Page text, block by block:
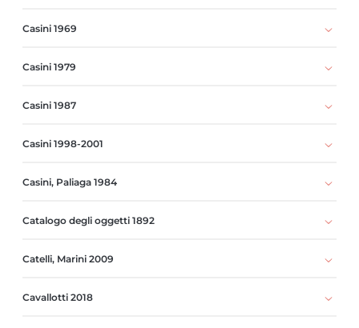
Casini 1969
Casini 1979
Casini 1987
Casini 1998-2001
Casini, Paliaga 1984
Catalogo degli oggetti 1892
Catelli, Marini 2009
Cavallotti 2018